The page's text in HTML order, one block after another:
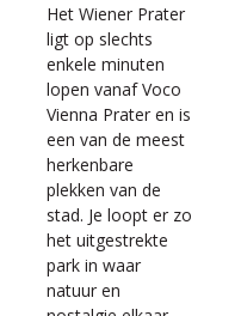
Het Wiener Prater
ligt op slechts
enkele minuten
lopen vanaf Voco
Vienna Prater en is
een van de meest
herkenbare
plekken van de
stad. Je loopt er zo
het uitgestrekte
park in waar
natuur en